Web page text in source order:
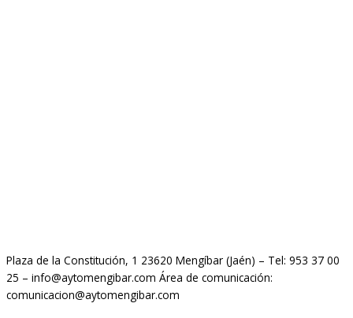
Plaza de la Constitución, 1 23620 Mengíbar (Jaén) – Tel: 953 37 00
25 – info@aytomengibar.com Área de comunicación:
comunicacion@aytomengibar.com